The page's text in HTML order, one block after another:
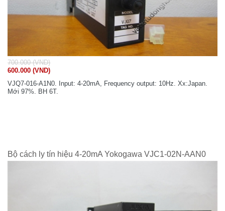
700.000 (VND)
600.000 (VND)
VJQ7-016-A1N0. Input: 4-20mA, Frequency output: 10Hz. Xx:Japan.
Mới 97%. BH 6T.
Bộ cách ly tín hiệu 4-20mA Yokogawa VJC1-02N-AAN0